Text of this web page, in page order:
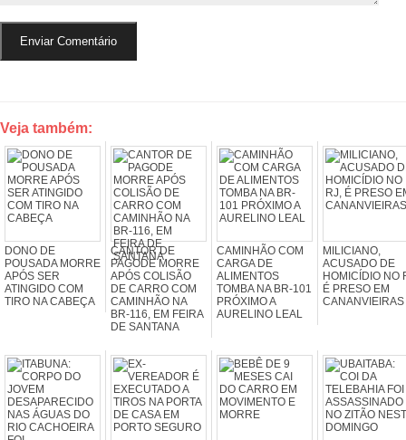
Veja também:
DONO DE
POUSADA MORRE
APÓS SER
ATINGIDO COM
TIRO NA CABEÇA
CANTOR DE
PAGODE MORRE
APÓS COLISÃO
DE CARRO COM
CAMINHÃO NA
BR-116, EM FEIRA
DE SANTANA
CAMINHÃO COM
CARGA DE
ALIMENTOS
TOMBA NA BR-101
PRÓXIMO A
AURELINO LEAL
MILICIANO,
ACUSADO DE
HOMICÍDIO NO
É PRESO EM
CANANVIEIRAS